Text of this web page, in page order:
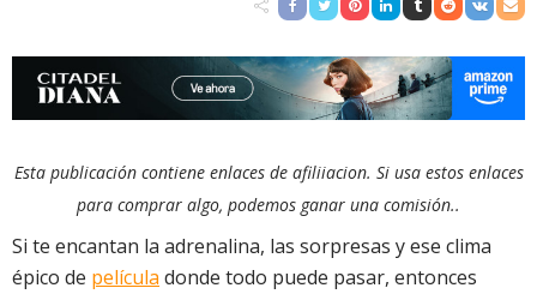
Esta publicación contiene enlaces de afiliiacion. Si usa estos enlaces
para comprar algo, podemos ganar una comisión..
Si te encantan la adrenalina, las sorpresas y ese clima
épico de película donde todo puede pasar, entonces